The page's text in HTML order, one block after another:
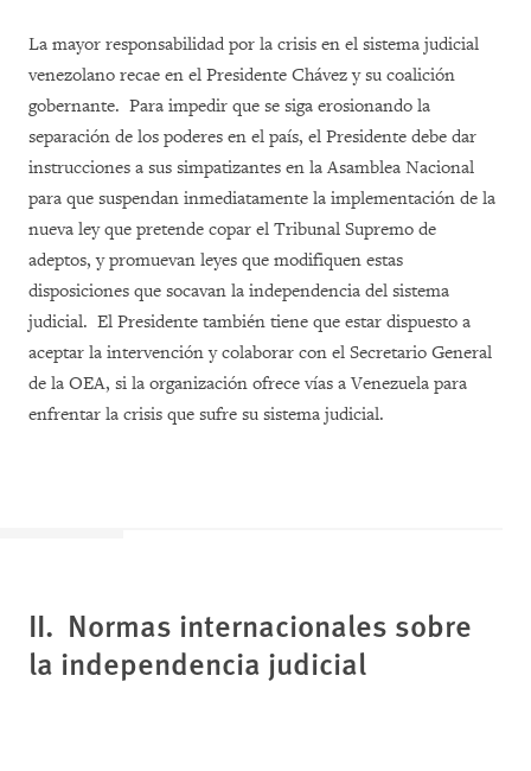
La mayor responsabilidad por la crisis en el sistema judicial
venezolano recae en el Presidente Chávez y su coalición
gobernante. Para impedir que se siga erosionando la
separación de los poderes en el país, el Presidente debe dar
instrucciones a sus simpatizantes en la Asamblea Nacional
para que suspendan inmediatamente la implementación de la
nueva ley que pretende copar el Tribunal Supremo de
adeptos, y promuevan leyes que modifiquen estas
disposiciones que socavan la independencia del sistema
judicial. El Presidente también tiene que estar dispuesto a
aceptar la intervención y colaborar con el Secretario General
de la OEA, si la organización ofrece vías a Venezuela para
enfrentar la crisis que sufre su sistema judicial.
II. Normas internacionales sobre
la independencia judicial